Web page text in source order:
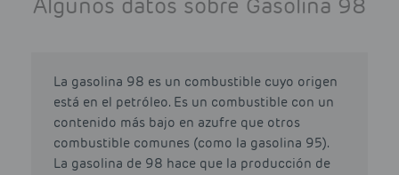
Algunos datos sobre Gasolina 98
La gasolina 98 es un combustible cuyo origen
está en el petróleo. Es un combustible con un
contenido más bajo en azufre que otros
combustible comunes (como la gasolina 95).
La gasolina de 98 hace que la producción de